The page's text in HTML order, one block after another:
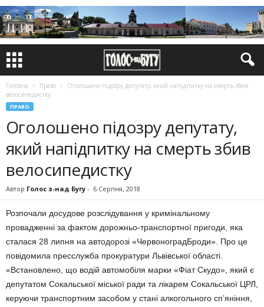
Головна Право
Оголошено підозру депутату, який напідпитку на смерть збив
велосипедистку
ПРАВО
Оголошено підозру депутату,
який напідпитку на смерть збив
велосипедистку
Автор Голос з-над Бугу - 6 Серпня, 2018
Розпочали досудове розслідування у кримінальному
провадженні за фактом дорожньо-транспортної пригоди, яка
сталася 28 липня на автодорозі «ЧервоноградБроди». Про це
повідомила пресслужба прокуратури Львівської області.
«Встановлено, що водій автомобіля марки «Фіат Скудо», який є
депутатом Сокальської міської ради та лікарем Сокальської ЦРЛ,
керуючи транспортним засобом у стані алкогольного сп’яніння,